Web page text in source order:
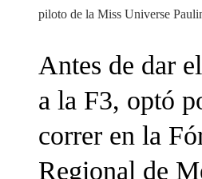
piloto de la Miss Universe
Antes de dar
a la F3, optó
correr en la
Regional de